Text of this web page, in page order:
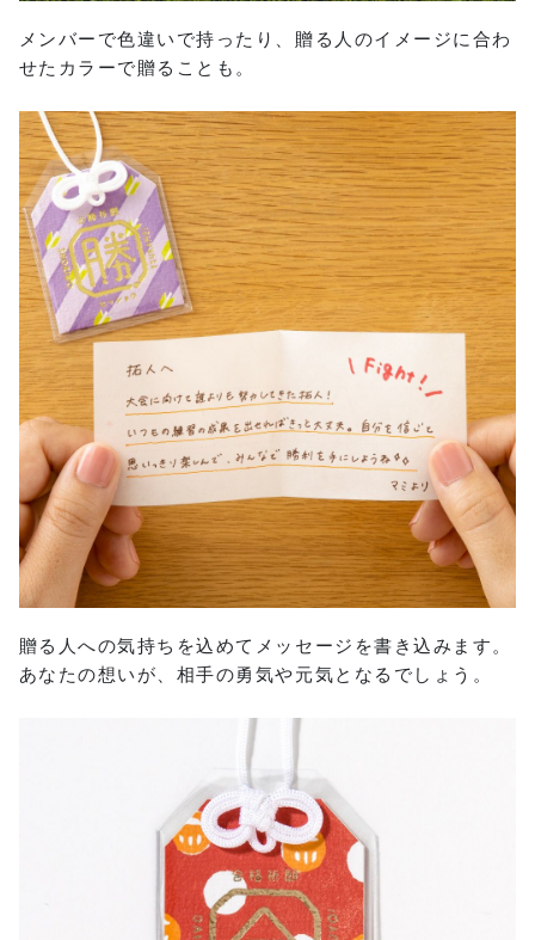
メンバーで色違いで持ったり、贈る人のイメージに合わ
せたカラーで贈ることも。
贈る人への気持ちを込めてメッセージを書き込みます。
あなたの想いが、相手の勇気や元気となるでしょう。